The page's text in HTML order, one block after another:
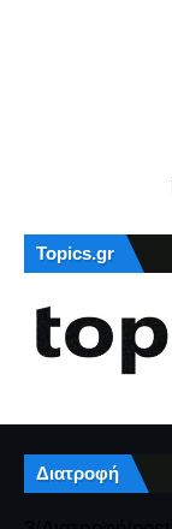
Topics.gr
Διατροφή